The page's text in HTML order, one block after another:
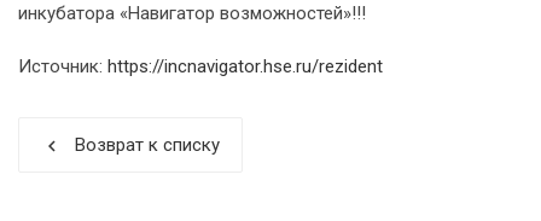
инкубатора «Навигатор возможностей»!!!
Источник: https://incnavigator.hse.ru/rezident
chevron_left Возврат к списку